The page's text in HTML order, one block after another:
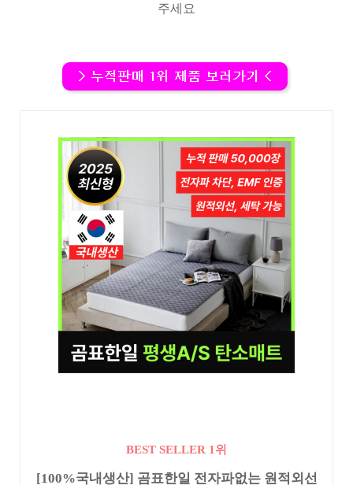
주세요
BEST SELLER 1위
[100%국내생산] 곰표한일 전자파없는 원적외선